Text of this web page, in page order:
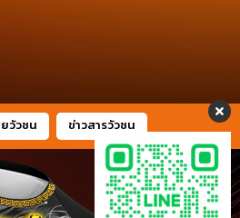
วัวชน ข่าวสารวัวชน